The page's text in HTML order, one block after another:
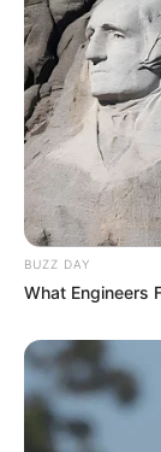
Passo a
3. Biscuit
Esse é o tipo
elaborado e
de enfeites
tipo de bolo,
um bolo de
BUZZ DAY
What Engineers